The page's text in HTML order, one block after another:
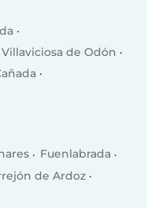
Villaviciosa de Odón
Fuenlabrada
de Ardoz